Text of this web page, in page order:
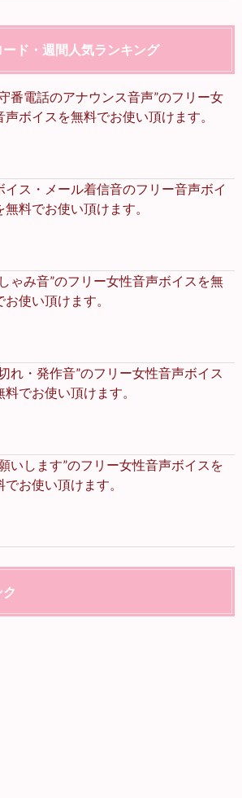
ド・週間人気ランキング
番電話のアナウンス音声”のフリー女
声ボイスを無料でお使い頂けます。
イス・メール着信音のフリー音声ボイ
無料でお使い頂けます。
ゃみ音”のフリー女性音声ボイスを無
お使い頂けます。
れ・発作音”のフリー女性音声ボイス
料でお使い頂けます。
いします”のフリー女性音声ボイスを
でお使い頂けます。